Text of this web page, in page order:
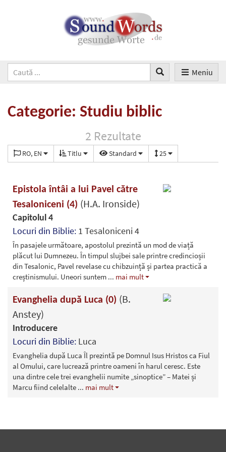
Meniu
Categorie: Studiu biblic
2 Rezultate
RO, EN Titlu Standard 25
Epistola întâi a lui Pavel către
Tesaloniceni (4) (H.A. Ironside)
Capitolul 4
Locuri din Biblie: 1 Tesaloniceni 4
În pasajele următoare, apostolul prezintă un mod de viață
plăcut lui Dumnezeu. În timpul slujbei sale printre credincioșii
din Tesalonic, Pavel revelase cu chibzuință și partea practică a
creștinismului. Uneori suntem ... mai mult
Evanghelia după Luca (0) (B.
Anstey)
Introducere
Locuri din Biblie: Luca
Evanghelia după Luca Îl prezintă pe Domnul Isus Hristos ca Fiul
al Omului, care lucrează printre oameni în harul ceresc. Este
una dintre cele trei evanghelii numite „sinoptice” – Matei și
Marcu fiind celelalte ... mai mult